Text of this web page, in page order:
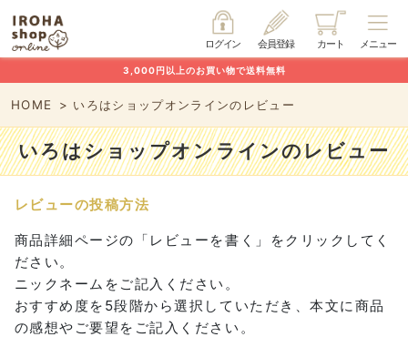
メニュー
カート
会員登録
ログイン
3,000円以上のお買い物で送料無料
HOME いろはショップオンラインのレビュー
いろはショップオンラインのレビュー
レビューの投稿方法
商品詳細ページの「レビューを書く」をクリックしてく
ださい。
ニックネームをご記入ください。
おすすめ度を5段階から選択していただき、本文に商品
の感想やご要望をご記入ください。